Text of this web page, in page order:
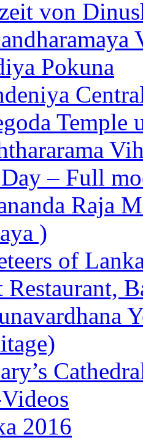
von
Pokuna
Temple
– Full
Raja
)
of
Restaurant,
2016